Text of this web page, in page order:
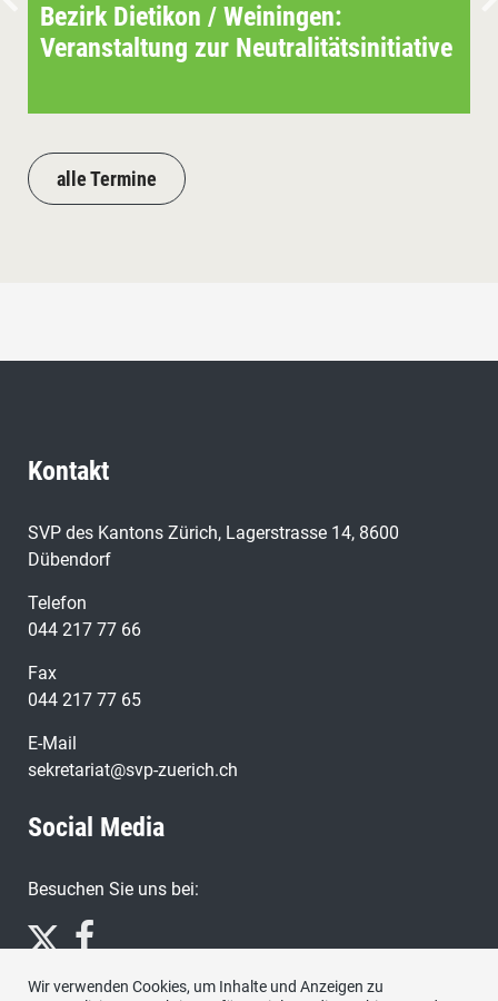
Bezirk Dietikon / Weiningen:
Veranstaltung zur Neutralitätsinitiative
alle Termine
Kontakt
SVP des Kantons Zürich, Lagerstrasse 14, 8600
Dübendorf
Telefon
044 217 77 66
Fax
044 217 77 65
E-Mail
sekretariat@svp-zuerich.ch
Social Media
Besuchen Sie uns bei:
Wir verwenden Cookies, um Inhalte und Anzeigen zu